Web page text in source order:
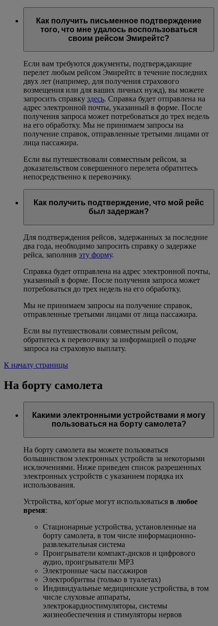
Как получить письменное подтверждение
того, что мне удалось воспользоваться
своим рейсом Эмирейтс?
Если вам требуются документы, подтверждающие
перелет любым рейсом Эмирейтс в течение последних
двух лет (например, для получения страхового
возмещения или для ваших личных нужд), вы можете
запросить справку здесь. Справка будет отправлена на
адрес электронной почты, указанный в форме. После
получения запроса может потребоваться до трех недель
на его обработку. Мы не принимаем запросы на
получение справок, отправленные третьими лицами от
лица пассажира.
Если вы путешествовали совместным рейсом, за
доказательством совершенного перелета обратитесь
непосредственно к перевозчику.
Как получить подтверждение, что мой рейс
был задержан?
Для подтверждения рейсов, задержанных за последние
два года, необходимо запросить справку о задержке
рейса, заполнив эту форму.
Справка будет отправлена на адрес электронной почты,
указанный в форме. После получения запроса может
потребоваться до трех недель на его обработку.
Мы не принимаем запросы на получение справок,
отправленные третьими лицами от лица пассажира.
Если вы путешествовали совместным рейсом,
обратитесь к перевозчику за информацией о подаче
запроса на страховую выплату.
К началу страницы
На борту самолета
Какими электронными устройствами я могу
пользоваться на борту самолета?
На борту самолета вы можете пользоваться
большинством электронных устройств за некоторыми
исключениями. Ниже приведен список разрешенных
электронных устройств с указанием порядка их
использования.
Устройства, кот'орые могут использоваться в любое
время:
Стационарные устройства, установленные на
борту самолета, в том числе информационно-
развлекательная система
Проигрыватели компакт-дисков и цифрового
аудио, проигрыватели MP3
Электронные часы пассажиров
Электробритвы (только в туалетах)
Индивидуальные медицинские устройства, в том
числе слуховые аппараты,
электрокардиостимуляторы, системы
жизнеобеспечения и стимуляторы нервов